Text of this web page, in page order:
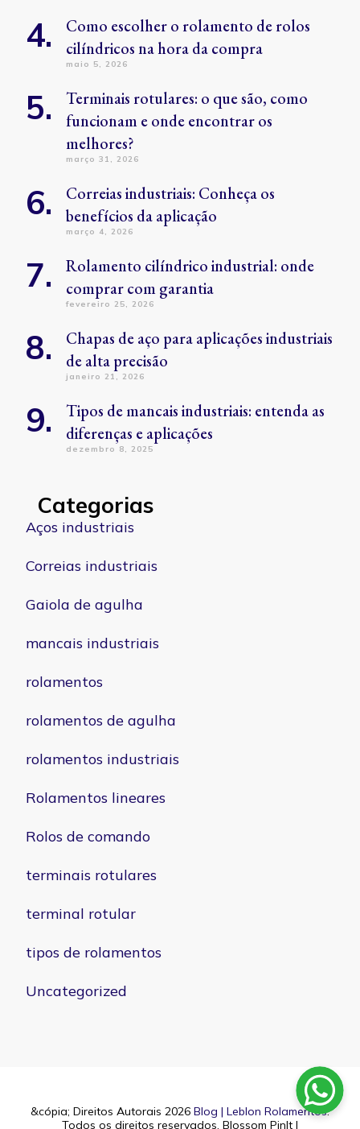
Como escolher o rolamento de rolos
cilíndricos na hora da compra
maio 5, 2026
Terminais rotulares: o que são, como
funcionam e onde encontrar os
melhores?
março 31, 2026
Correias industriais: Conheça os
benefícios da aplicação
março 4, 2026
Rolamento cilíndrico industrial: onde
comprar com garantia
fevereiro 25, 2026
Chapas de aço para aplicações industriais
de alta precisão
janeiro 21, 2026
Tipos de mancais industriais: entenda as
diferenças e aplicações
dezembro 8, 2025
Categorias
Aços industriais
Correias industriais
Gaiola de agulha
mancais industriais
rolamentos
rolamentos de agulha
rolamentos industriais
Rolamentos lineares
Rolos de comando
terminais rotulares
terminal rotular
tipos de rolamentos
Uncategorized
&cópia; Direitos Autorais 2026 Blog | Leblon Rolamentos.
Todos os direitos reservados. Blossom PinIt |